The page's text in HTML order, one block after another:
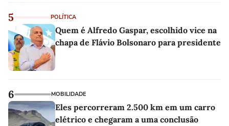
5 POLÍTICA
Quem é Alfredo Gaspar, escolhido vice na
chapa de Flávio Bolsonaro para presidente
6 MOBILIDADE
Eles percorreram 2.500 km em um carro
elétrico e chegaram a uma conclusão